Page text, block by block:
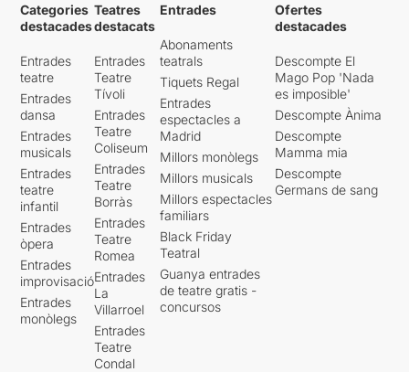
Categories
destacades
Entrades
teatre
Entrades
dansa
Entrades
musicals
Entrades
teatre
infantil
Entrades
òpera
Entrades
improvisació
Entrades
monòlegs
Teatres
destacats
Entrades
Teatre
Tívoli
Entrades
Teatre
Coliseum
Entrades
Teatre
Borràs
Entrades
Teatre
Romea
Entrades
La
Villarroel
Entrades
Teatre
Condal
Entrades
Abonaments
teatrals
Tiquets Regal
Entrades
espectacles a
Madrid
Millors monòlegs
Millors musicals
Millors espectacles
familiars
Black Friday
Teatral
Guanya entrades
de teatre gratis -
concursos
Ofertes
destacades
Descompte El
Mago Pop 'Nada
es imposible'
Descompte Ànima
Descompte
Mamma mia
Descompte
Germans de sang